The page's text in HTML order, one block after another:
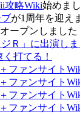
攻略Wiki始めま
が1周年を迎え
ープンしました
Ｒ」に出演しま
打てる！
ファンサイト
ファンサイト
ファンサイト
ファンサイト